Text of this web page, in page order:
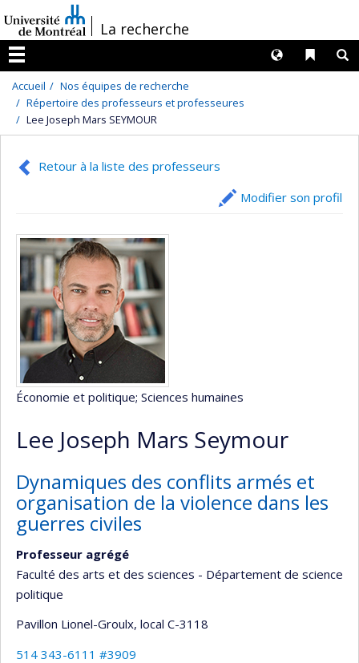
au
contenu
/La recherche
Menu
Liens
Langues
Accueil
Nos équipes de recherche
Répertoire des professeurs et professeures
Lee Joseph Mars SEYMOUR
Retour à la liste des professeurs
Modifier son profil
Économie et politique; Sciences humaines
Lee Joseph Mars Seymour
Dynamiques des conflits armés et
organisation de la violence dans les
guerres civiles
Professeur agrégé
Faculté des arts et des sciences - Département de science
politique
Pavillon Lionel-Groulx, local C-3118
514 343-6111 #3909